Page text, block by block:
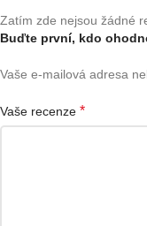
Zatím zde nejsou žádné
Buďte první, kdo
Vaše e-mailová adresa
Vaše recenze *